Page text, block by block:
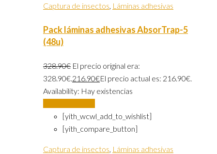
Captura de insectos, Láminas adhesivas
Pack láminas adhesivas AbsorTrap-5
(48u)
328.90€ El precio original era:
328.90€. 216.90€El precio actual es: 216.90€.
Availability: Hay existencias
[yith_wcwl_add_to_wishlist]
[yith_compare_button]
Captura de insectos Láminas adhesivas